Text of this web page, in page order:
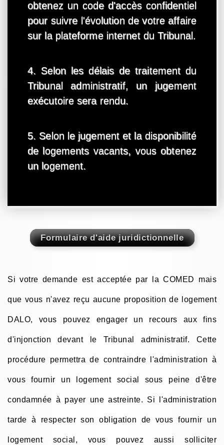
obtenez un code d'accès confidentiel
pour suivre l'évolution de votre affaire
sur la plateforme internet du Tribunal.
4. Selon les délais de traitement du
Tribunal administratif, un jugement
exécutoire sera rendu.
5. Selon le jugement et la disponibilité
de logements vacants, vous obtenez
un logement.
Si votre demande est acceptée par la COMED mais
que vous n'avez reçu aucune proposition de logement
DALO, vous pouvez engager un recours aux fins
d'injonction devant le Tribunal administratif. Cette
procédure permettra de contraindre l'administration à
vous fournir un logement social sous peine d'être
condamnée à payer une astreinte. Si l'administration
tarde à respecter son obligation de vous fournir un
logement social, vous pouvez aussi solliciter